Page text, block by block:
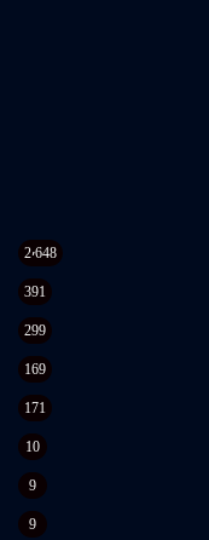
2٬648
391
299
169
171
10
9
9